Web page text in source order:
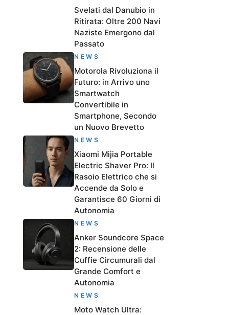
Svelati dal Danubio in
Ritirata: Oltre 200 Navi
Naziste Emergono dal
Passato
NEWS
Motorola Rivoluziona il
Futuro: in Arrivo uno
Smartwatch
Convertibile in
Smartphone, Secondo
un Nuovo Brevetto
NEWS
Xiaomi Mijia Portable
Electric Shaver Pro: Il
Rasoio Elettrico che si
Accende da Solo e
Garantisce 60 Giorni di
Autonomia
NEWS
Anker Soundcore Space
2: Recensione delle
Cuffie Circumurali dal
Grande Comfort e
Autonomia
NEWS
Moto Watch Ultra: